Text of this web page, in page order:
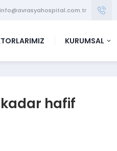
info@avrasyahospital.com.tr
KURUMSAL
hafif